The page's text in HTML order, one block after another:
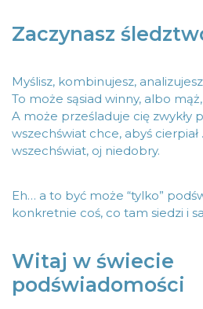
Zaczynasz
Myślisz, kombinujesz,
To może sąsiad winny, albo
A może prześladuje cię zwykły
wszechświat chce, abyś
wszechświat, oj niedobry.
Eh… a to być może “tylko”
konkretnie coś, co tam siedzi i
Witaj w świecie
podświadomości